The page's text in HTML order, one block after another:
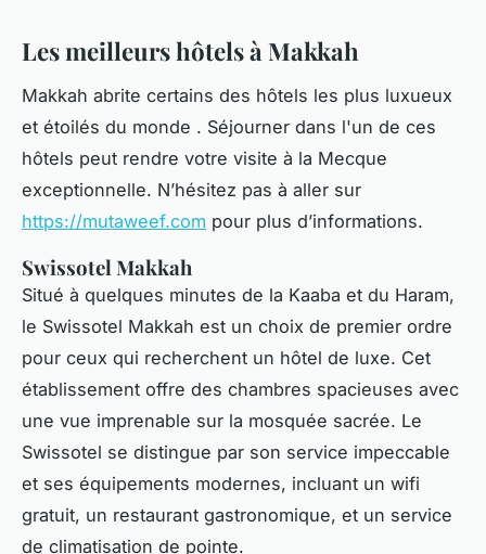
Les meilleurs hôtels à Makkah
Makkah abrite certains des hôtels les plus luxueux
et étoilés du monde . Séjourner dans l'un de ces
hôtels peut rendre votre visite à la Mecque
exceptionnelle. N’hésitez pas à aller sur
https://mutaweef.com pour plus d’informations.
Swissotel Makkah
Situé à quelques minutes de la Kaaba et du Haram,
le Swissotel Makkah est un choix de premier ordre
pour ceux qui recherchent un hôtel de luxe. Cet
établissement offre des chambres spacieuses avec
une vue imprenable sur la mosquée sacrée. Le
Swissotel se distingue par son service impeccable
et ses équipements modernes, incluant un wifi
gratuit, un restaurant gastronomique, et un service
de climatisation de pointe.